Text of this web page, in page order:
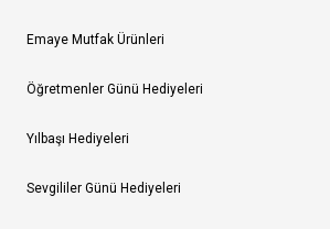
Emaye Mutfak Ürünleri
Öğretmenler Günü Hediyeleri
Yılbaşı Hediyeleri
Sevgililer Günü Hediyeleri